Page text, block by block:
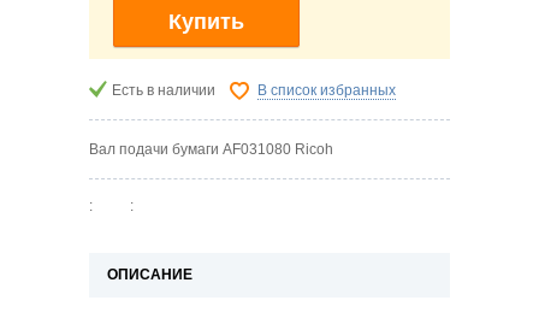
Купить
Есть в наличии В список избранных
Вал подачи бумаги AF031080 Ricoh
: :
ОПИСАНИЕ